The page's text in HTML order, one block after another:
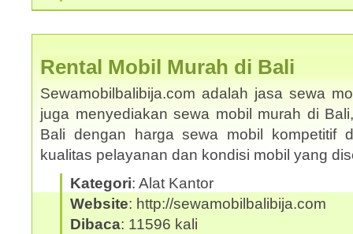
Rental Mobil Murah di Bali
Sewamobilbalibija.com adalah jasa sewa
juga menyediakan sewa mobil murah di
Bali dengan harga sewa mobil kompetitif
kualitas pelayanan dan kondisi mobil yang
Kategori: Alat Kantor
Website: http://sewamobilbalibija.com
Dibaca: 11596 kali